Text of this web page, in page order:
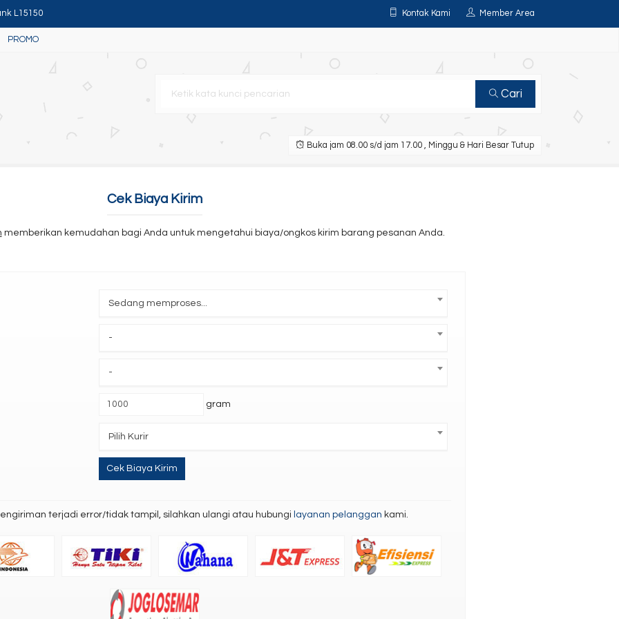
L15150 Kontak Kami Member Area
PROMO
Cari
Buka jam 08.00 s/d jam 17.00 , Minggu & Hari Besar Tutup
Cek Biaya Kirim
memberikan kemudahan bagi Anda untuk mengetahui biaya/ongkos kirim barang pesanan Anda.
Sedang memproses...
-
-
gram
Pilih Kurir
Cek Biaya Kirim
terjadi error/tidak tampil, silahkan ulangi atau hubungi layanan pelanggan kami.